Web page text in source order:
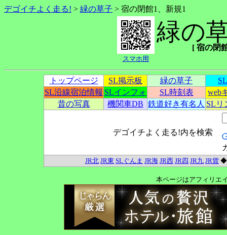
デゴイチよく走る! > 緑の草子 > 宿の閉館1、新規1
スマホ用
緑の
[ 宿の閉
トップページ SL掲示板 緑の草子
SL沿線宿泊情報 SLインフォ SL時刻表
web
昔の写真
機関車DB 鉄道好き有名人 SLリ
デゴイチよく走る!内を検索
JR北 JR東 SLぐんま JR海 JR西 JR四 JR九 JR貨
本ページはアフィリエ